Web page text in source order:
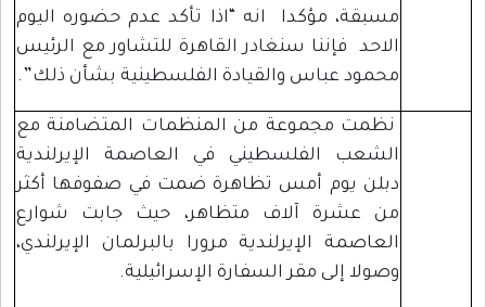
مسبقة، مؤكدا انه “اذا تأكد عدم حضوره اليوم
الاحد فإننا سنغادر القاهرة للتشاور مع الرئيس
محمود عباس والقيادة الفلسطينية بشأن ذلك”.
نظمت مجموعة من المنظمات المتضامنة مع
الشعب الفلسطيني في العاصمة الإيرلندية
دبلن يوم أمس تظاهرة ضمت في صفوفها أكثر
من عشرة آلاف متظاهر، حيث جابت شوارع
العاصمة الإيرلندية مرورا بالبرلمان الإيرلندي،
وصولا إلى مقر السفارة الإسرائيلية.